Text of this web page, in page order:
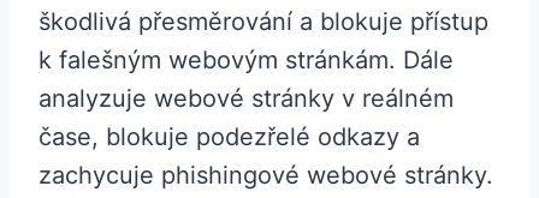
škodlivá přesměrování a blokuje přístup
k falešným webovým stránkám. Dále
analyzuje webové stránky v reálném
čase, blokuje podezřelé odkazy a
zachycuje phishingové webové stránky.